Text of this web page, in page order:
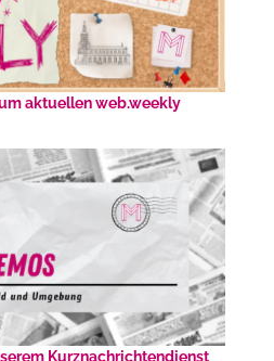
aktuellen web.weekly
Kurznachrichtendienst